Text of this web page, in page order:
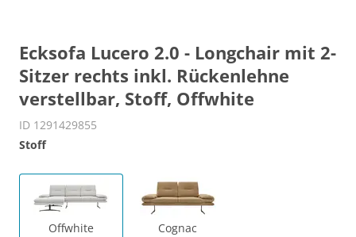
Ecksofa Lucero 2.0 - Longchair mit 2-
Sitzer rechts inkl. Rückenlehne
verstellbar, Stoff, Offwhite
ID 1291429855
Stoff
Offwhite Cognac